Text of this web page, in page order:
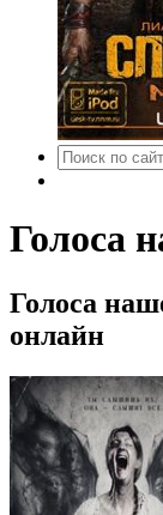
Голоса
Голоса
онлайн